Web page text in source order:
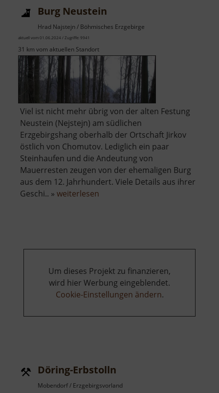
Burg Neustein
Hrad Najstejn / Böhmisches Erzgebirge
aktuell vom 01.06.2024 / Zugriffe: 9941
31 km vom aktuellen Standort
Viel ist nicht mehr übrig von der alten Festung
Neustein (Nejstejn) am südlichen
Erzgebirgshang oberhalb der Ortschaft Jirkov
östlich von Chomutov. Lediglich ein paar
Steinhaufen und die Andeutung von
Mauerresten zeugen von der ehemaligen Burg
aus dem 12. Jahrhundert. Viele Details aus ihrer
Geschi.. » weiterlesen
Um dieses Projekt zu finanzieren,
wird hier Werbung eingeblendet.
Cookie-Einstellungen ändern.
Döring-Erbstolln
Mobendorf / Erzgebirgsvorland